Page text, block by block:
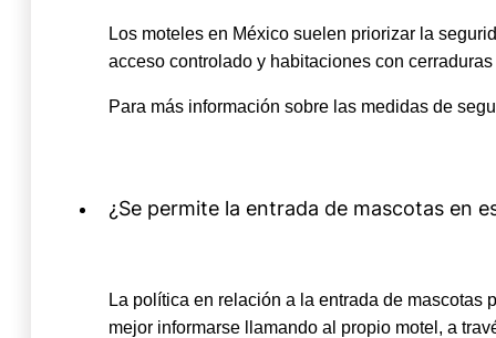
Los moteles en México suelen priorizar la
acceso controlado y habitaciones con
Para más información sobre las medidas de
¿Se permite la entrada de mascotas en
La política en relación a la entrada de
mejor informarse llamando al propio motel, a